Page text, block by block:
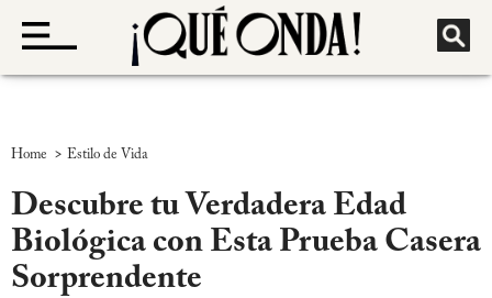
Home > Estilo de Vida
Descubre tu Verdadera Edad
Biológica con Esta Prueba Casera
Sorprendente